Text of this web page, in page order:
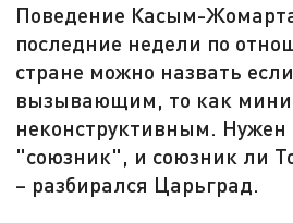
Поведение Касым-
последние недели по
стране можно назвать
вызывающим, то как
неконструктивным. Нужен
"союзник", и союзник ли
– разбирался Царьград.